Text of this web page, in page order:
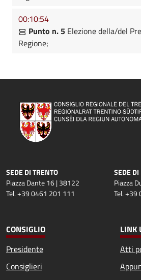
00:10:54
Punto n. 5 Elezione della/del
Regione;
SEDE DI TRENTO
Piazza Dante 16 | 38122
Tel. +39 0461 201 111
SEDE
Piazza
Tel. +39
CONSIGLIO
Presidente
Consiglieri
LINK
Atti